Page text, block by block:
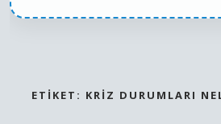
ETIKET: KRIZ DURUMLARI